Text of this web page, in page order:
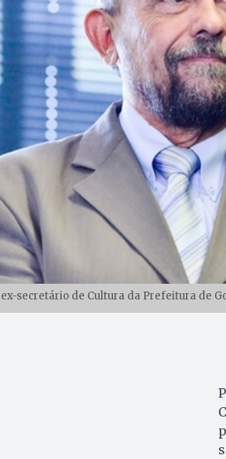
secretário de Cultura da Prefeitura de